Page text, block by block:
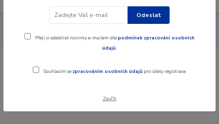
Gramodesky
Hudci - Piesne Zo Záhoria Hrajú Hudci =
Song From Záhorie Played By Fiddlers - LP / Vinyl
Hudci - Piesne Zo Záhoria Hrajú Hudci
Fiddlers - LP / Vinyl
Odeslat
Přeji si odebírat novinky e-mailem dlepodmínek zpracování osobních
údajů.
Souhlasím se zpracováním osobních údajů pro účely registrace.
Zavřít